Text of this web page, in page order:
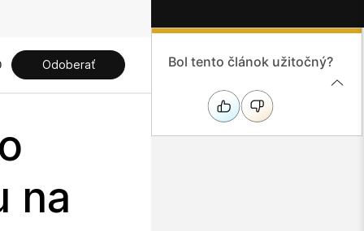
Odoberať
na
Bol tento článok užitočný?